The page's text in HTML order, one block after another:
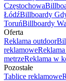
Częstochowa
ŁódźBillboardy
ToruńBillboardy
Oferta
Reklama outdoor
reklamowe
metrzeReklama w
Pozostałe
Tablice reklamowe